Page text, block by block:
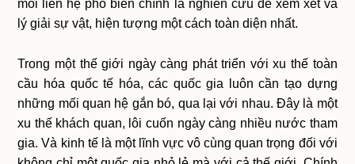
mối liên hệ phổ biến chính là nghiên cứu để xem xét và
lý giải sự vật, hiện tượng một cách toàn diện nhất.
Trong một thế giới ngày càng phát triển với xu thế toàn
cầu hóa quốc tế hóa, các quốc gia luôn cần tạo dựng
những mối quan hệ gắn bó, qua lại với nhau. Đây là một
xu thế khách quan, lôi cuốn ngày càng nhiều nước tham
gia. Và kinh tế là một lĩnh vực vô cùng quan trọng đối với